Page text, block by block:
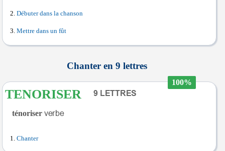
Débuter dans la chanson
Mettre dans un fût
Chanter en 9 lettres
100%
TENORISER
ténoriser
Chanter